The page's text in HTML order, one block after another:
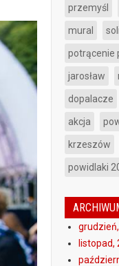
przemyśl
mural
potrącenie
jarosław
dopalacze
akcja
krzeszów
powidlaki
listopad,